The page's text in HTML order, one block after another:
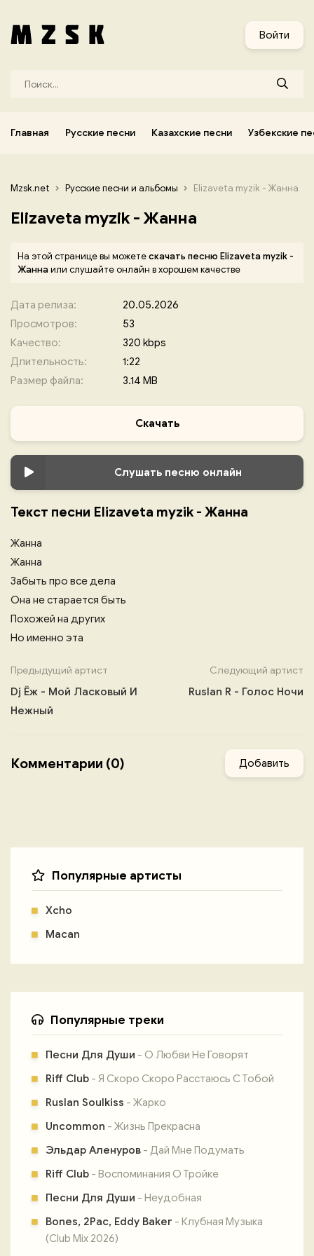
Войти
Главная Русские песни Казахские песни Узбекские
Mzsk.net Русские песни и альбомы Elizaveta myzik - Жанна
Elizaveta myzik - Жанна
На этой странице вы можетескачать песню Elizaveta myzik -
Жаннаили слушайте онлайн в хорошем качестве
Дата релиза:
20.05.2026
Просмотров:
53
Качество:
320 kbps
Длительность:
1:22
Размер файла:
3.14 MB
Скачать
Слушать песню онлайн
Текст песни Elizaveta myzik - Жанна
Жанна
Жанна
Забыть про все дела
Она не старается быть
Похожей на других
Но именно эта
Предыдущий артист
Dj Ёж - Мой Ласковый И
Нежный
Следующий артист
Ruslan R - Голос Ночи
Комментарии (0) Добавить
Популярные артисты
Xcho
Macan
Популярные треки
Песни Для Души - О Любви Не Говорят
Riff Club - Я Скоро Скоро Расстаюсь С Тобой
Ruslan Soulkiss - Жарко
Uncommon - Жизнь Прекрасна
Эльдар Аленуров - Дай Мне Подумать
Riff Club - Воспоминания О Тройке
Песни Для Души - Неудобная
Bones, 2Pac, Eddy Baker - Клубная Музыка
(Club Mix 2026)
Узбекские песни Корейские песни